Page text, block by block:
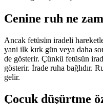
Cenine ruh ne
Ancak fetüsün iradeli
yani ilk kırk gün veya daha
de gösterir. Çünkü fetüsün
gösterir. İrade ruha bağlıdır.
gelir.
Çocuk düşürtme